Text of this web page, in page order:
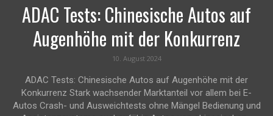
ADAC Tests: Chinesische Autos auf
Augenhöhe mit der Konkurrenz
10. August 2024
ADAC Tests: Chinesische Autos auf Augenhöhe mit der
Konkurrenz Stark wachsender Marktanteil vor allem bei E-
Autos Crash- und Ausweichtests ohne Mängel Bedienung und